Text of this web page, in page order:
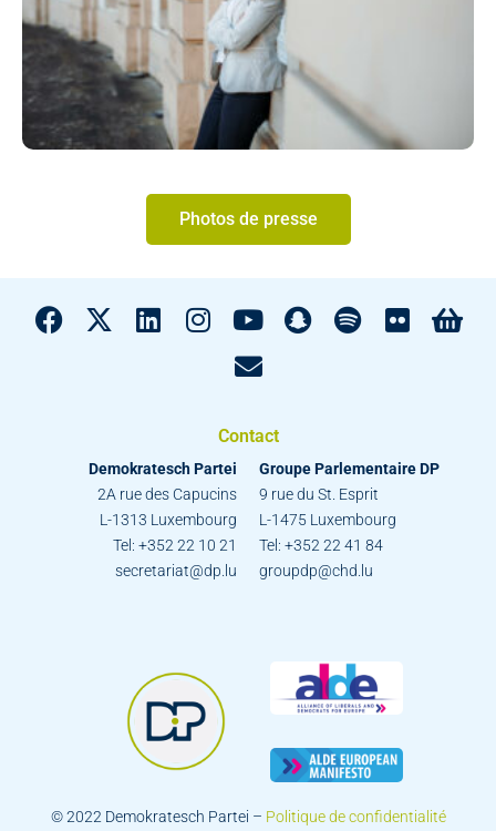
Photos de presse
Contact
Demokratesch Partei
2A rue des Capucins
L-1313 Luxembourg
Tel: +352 22 10 21
secretariat@dp.lu
Groupe Parlementaire DP
9 rue du St. Esprit
L-1475 Luxembourg
Tel: +352 22 41 84
groupdp@chd.lu
© 2022 Demokratesch Partei – Politique de confidentialité